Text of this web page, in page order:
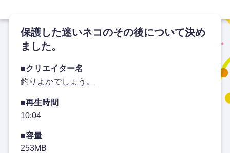
保護した迷いネコのその後について決め
ました。
■クリエイター名
釣りよかでしょう。
■再生時間
10:04
■容量
253MB